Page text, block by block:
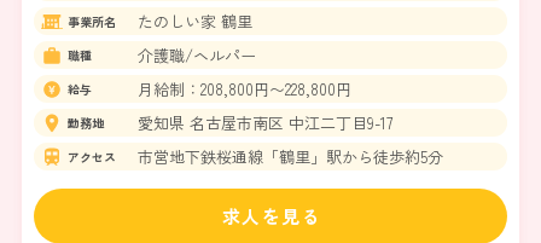
事業所名 たのしい家 鶴里
職種 介護職/ヘルパー
給与 月給制：208,800円〜228,800円
勤務地 愛知県 名古屋市南区 中江二丁目9-17
アクセス 市営地下鉄桜通線「鶴里」駅から徒歩約5分
求人を見る